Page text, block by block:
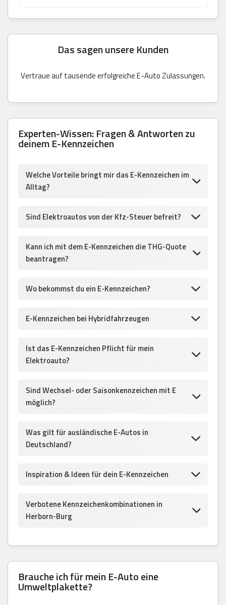
Das sagen unsere Kunden
Vertraue auf tausende erfolgreiche E-Auto Zulassungen.
Experten-Wissen: Fragen & Antworten zu
deinem E-Kennzeichen
Welche Vorteile bringt mir das E-Kennzeichen im
Alltag?
Sind Elektroautos von der Kfz-Steuer befreit?
Kann ich mit dem E-Kennzeichen die THG-Quote
beantragen?
Wo bekommst du ein E-Kennzeichen?
E-Kennzeichen bei Hybridfahrzeugen
Ist das E-Kennzeichen Pflicht für mein
Elektroauto?
Sind Wechsel- oder Saisonkennzeichen mit E
möglich?
Was gilt für ausländische E-Autos in
Deutschland?
Inspiration & Ideen für dein E-Kennzeichen
Verbotene Kennzeichenkombinationen in
Herborn-Burg
Brauche ich für mein E-Auto eine
Umweltplakette?